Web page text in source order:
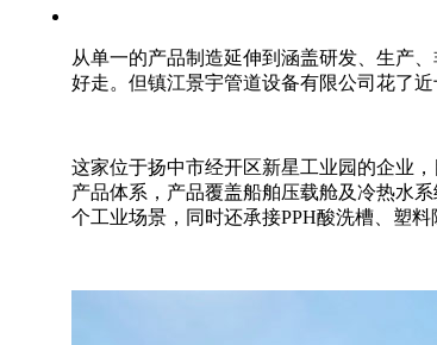
从单一的产品制造延伸到涵盖研发、生产
好走。但镇江景宇管道设备有限公司花了
这家位于扬中市经开区新星工业园的企业
产品体系，产品覆盖船舶压载舱及冷热水
个工业场景，同时还承接PPH酸洗槽、塑